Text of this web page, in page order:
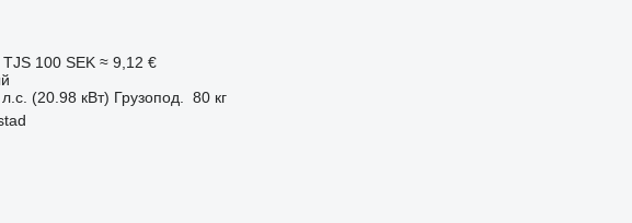
100 SEK ≈ 9,12 €
(20.98 кВт) Грузопод.
80 кг